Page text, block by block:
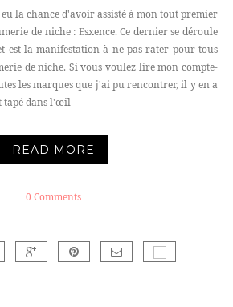
la chance d'avoir assisté à mon tout premier
de niche : Esxence. Ce dernier se déroule
est la manifestation à ne pas rater pour tous
de niche. Si vous voulez lire mon compte-
les marques que j'ai pu rencontrer, il y en a
tapé dans l'œil
READ MORE
0 Comments